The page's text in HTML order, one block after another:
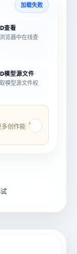
加载失败
查看
览器中在线查
模型源文件
模型源文件权
创作能 ›